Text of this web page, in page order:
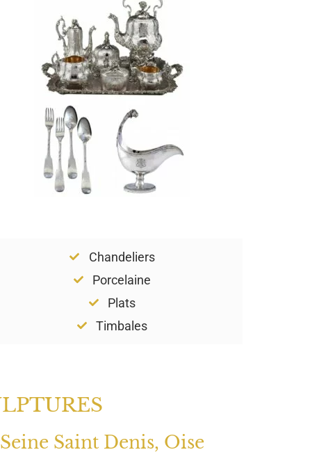
Chandeliers
Porcelaine
Plats
Timbales
Saint Denis, Oise